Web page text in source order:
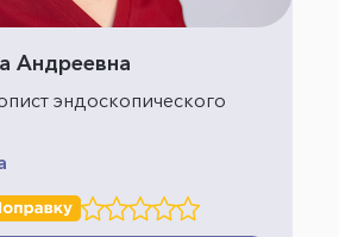
Андреевна
эндоскопического